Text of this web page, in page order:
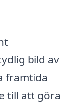
bild av
framtida
till att göra